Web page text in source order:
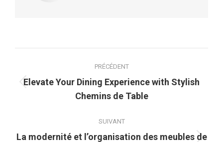
article
PRÉCÉDENT
Article
précédent
Elevate Your Dining Experience with Stylish
Chemins de Table
SUIVANT
La modernité et l’organisation des meubles de